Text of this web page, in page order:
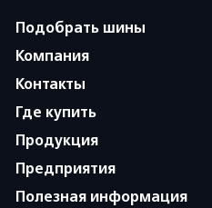
Подобрать шины
Компания
Контакты
Где купить
Продукция
Предприятия
Полезная информация